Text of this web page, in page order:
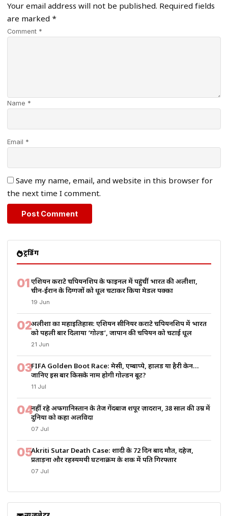
Your email address will not be published. Required fields
are marked *
Comment *
Name *
Email *
Save my name, email, and website in this browser for
the next time I comment.
ट्रेंडिंग
01एशियन कराटे चैंपियनशिप के फाइनल में पहुंचीं भारत की अलीशा,
चीन-ईरान के दिग्गजों को धूल चटाकर किया मेडल पक्का
19 Jun
02अलीशा का महाइतिहास: एशियन सीनियर कराटे चैंपियनशिप में भारत
को पहली बार दिलाया ‘गोल्ड’, जापान की चैंपियन को चटाई धूल
21 Jun
03FIFA Golden Boot Race: मेसी, एम्बाप्पे, हालैंड या हैरी केन…
जानिए इस बार किसके नाम होगी गोल्डन बूट?
11 Jul
04नहीं रहे अफगानिस्तान के तेज गेंदबाज शपूर ज़ादरान, 38 साल की उम्र में
दुनिया को कहा अलविदा
07 Jul
05Akriti Sutar Death Case: शादी के 72 दिन बाद मौत, दहेज,
प्रताड़ना और रहस्यमयी घटनाक्रम के शक में पति गिरफ्तार
07 Jul